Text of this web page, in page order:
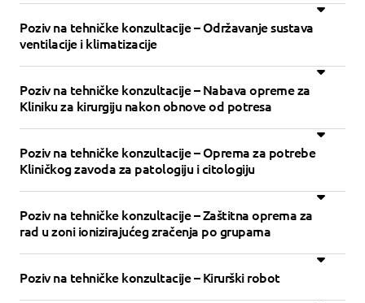
Poziv na tehničke konzultacije – Održavanje sustava
ventilacije i klimatizacije
Poziv na tehničke konzultacije – Nabava opreme za
Kliniku za kirurgiju nakon obnove od potresa
Poziv na tehničke konzultacije – Oprema za potrebe
Kliničkog zavoda za patologiju i citologiju
Poziv na tehničke konzultacije – Zaštitna oprema za
rad u zoni ionizirajućeg zračenja po grupama
Poziv na tehničke konzultacije – Kirurški robot